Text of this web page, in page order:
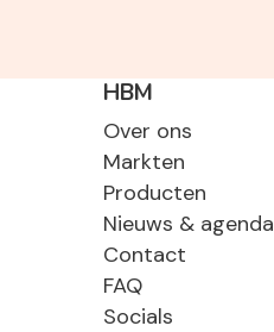
HBM
Over ons
Markten
Producten
Nieuws & agenda
Contact
FAQ
Socials